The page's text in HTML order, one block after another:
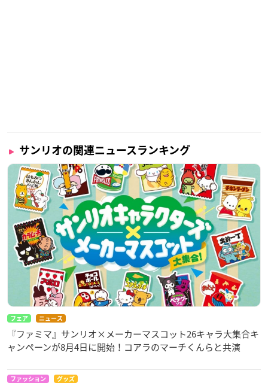
サンリオの関連ニュースランキング
フェア ニュース
『ファミマ』サンリオ×メーカーマスコット26キャラ大集合キ
ャンペーンが8月4日に開始！コアラのマーチくんらと共演
ファッション グッズ